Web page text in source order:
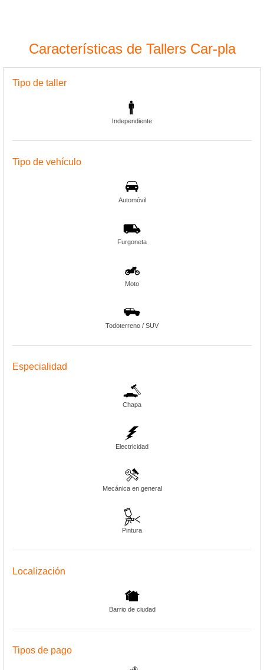
Características de Tallers Car-pla
Tipo de taller
Independiente
Tipo de vehículo
Automóvil
Furgoneta
Moto
Todoterreno / SUV
Especialidad
Chapa
Electricidad
Mecánica en general
Pintura
Localización
Barrio de ciudad
Tipos de pago